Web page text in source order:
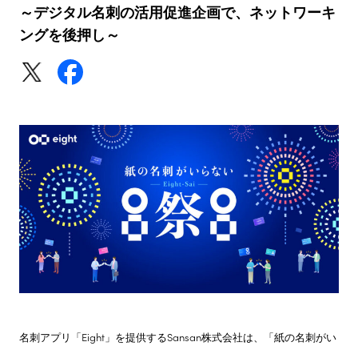
サービス
テクノロジー
株主・投資家情報
サステナビリティ
採用情報
～デジタル名刺の活用促進企画で、ネットワーキ
ングを後押し～
名刺アプリ「Eight」を提供するSansan株式会社は、「紙の名刺がい